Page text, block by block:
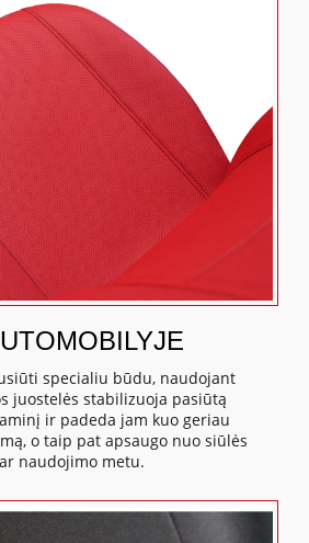
specialiu būdu, naudojant
juostelės stabilizuoja pasiūtą
ir padeda jam kuo geriau
o taip pat apsaugo nuo siūlės
naudojimo metu.